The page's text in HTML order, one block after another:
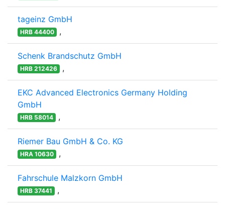
tageinz GmbH
HRB 44400 ,
Schenk Brandschutz GmbH
HRB 212426 ,
EKC Advanced Electronics Germany Holding
GmbH
HRB 58014 ,
Riemer Bau GmbH & Co. KG
HRA 10630 ,
Fahrschule Malzkorn GmbH
HRB 37441 ,